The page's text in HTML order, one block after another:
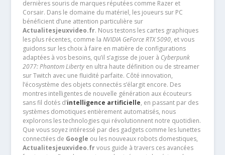
dernières souris de marques réputées comme Razer et
Corsair. Dans le domaine du matériel, les joueurs sur PC
bénéficient d’une attention particulière sur
Actualitesjeuxvideo.fr. Nous testons les cartes graphiques
les plus récentes, comme la NVIDIA GeForce RTX 5090, et vous
guidons sur les choix à faire en matière de configurations
adaptées à vos besoins, qu’il s’agisse de jouer à Cyberpunk
2077: Phantom Libertyen ultra haute définition ou de streamer
sur Twitch avec une fluidité parfaite. Côté innovation,
l’écosystème des objets connectés s’élargit encore. Des
montres intelligentes de nouvelle génération aux écouteurs
sans fil dotés d’intelligence artificielle, en passant par des
systèmes domotiques entièrement automatisés, nous
explorons les technologies qui révolutionnent notre quotidien.
Que vous soyez intéressé par des gadgets comme les lunettes
connectées de Google ou les nouveaux robots domestiques,
Actualitesjeuxvideo.frvous guide à travers ces avancées